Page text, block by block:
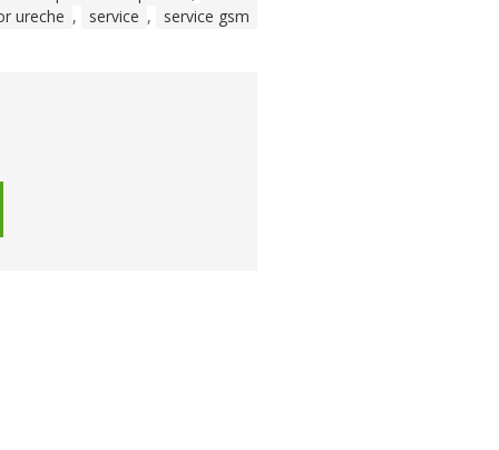
ureche , service , service gsm